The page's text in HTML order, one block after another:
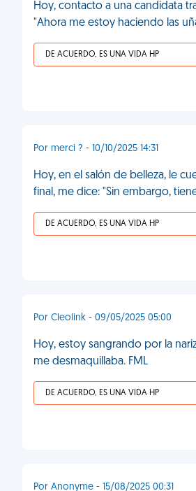
Hoy, contacto a una candidata
"Ahora me estoy haciendo las
DE ACUERDO, ES UNA VIDA HP
Por merci ? - 10/10/2025 14:31
Hoy, en el salón de belleza, le
final, me dice: "Sin embargo,
DE ACUERDO, ES UNA VIDA HP
Por Cleolink - 09/05/2025 05:00
Hoy, estoy sangrando por la
me desmaquillaba. FML
DE ACUERDO, ES UNA VIDA HP
Por Anonyme - 15/08/2025 00:31